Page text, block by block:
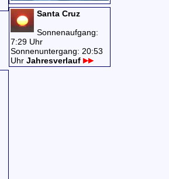
Santa Cruz
Sonnenaufgang:
7:29 Uhr
Sonnenuntergang: 20:53
Uhr Jahresverlauf